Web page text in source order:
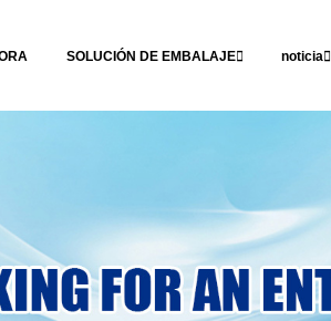
SOLUCIÓN DE EMBALAJE noticia